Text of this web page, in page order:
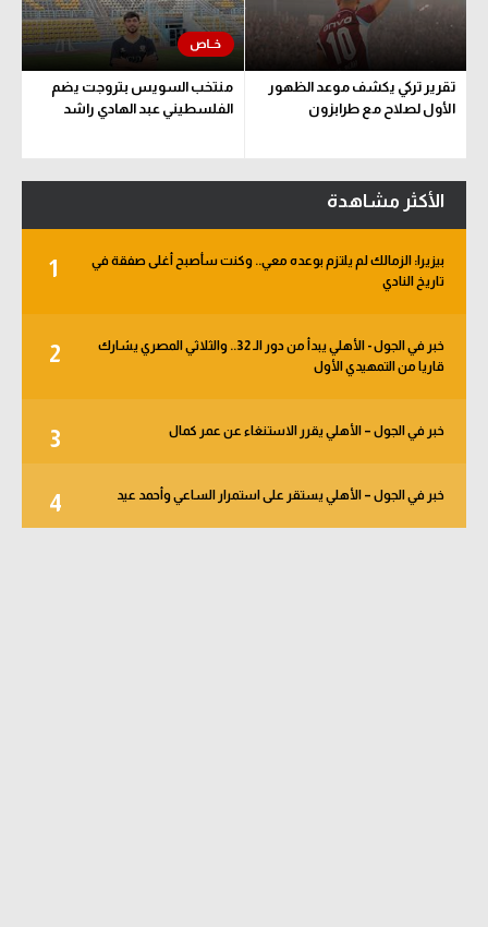
تقرير تركي يكشف موعد الظهور
الأول لصلاح مع طرابزون
منتخب السويس بتروجت يضم
الفلسطيني عبد الهادي راشد
الأكثر مشاهدة
1
بيزيرا: الزمالك لم يلتزم بوعده معي.. وكنت سأصبح أغلى صفقة في
تاريخ النادي
2
خبر في الجول - الأهلي يبدأ من دور الـ 32.. والثلاثي المصري يشارك
قاريا من التمهيدي الأول
3 خبر في الجول – الأهلي يقرر الاستنغاء عن عمر كمال
4 خبر في الجول – الأهلي يستقر على استمرار الساعي وأحمد عيد